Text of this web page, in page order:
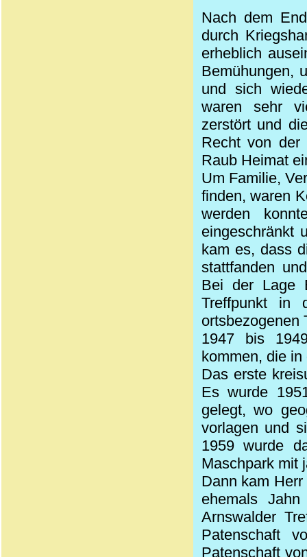
Nach dem
durch
erheblich
Bemühungen,
und sich
waren sehr
zerstört und
Recht von der
Raub Heimat
Um Familie,
finden, waren
werden
eingeschränkt
kam es, dass
stattfanden
Bei der Lage
Treffpunkt in
ortsbezogenen
1947 bis
kommen, die
Das erste
Es wurde
gelegt, wo
vorlagen und
1959 wurde
Maschparkmit
Dann kam
ehemals
Arnswalder
Patenschaft
Patenschaft